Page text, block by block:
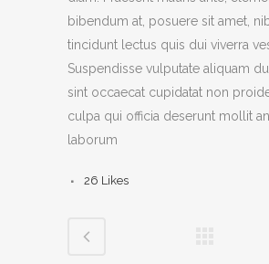
bibendum at, posuere sit amet,
tincidunt lectus quis dui viverra
Suspendisse vulputate aliquam
sint occaecat cupidatat non
culpa qui officia deserunt mollit
laborum
26 Likes